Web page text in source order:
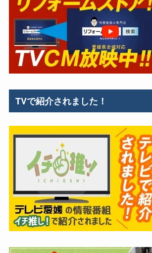
TVで紹介されました！